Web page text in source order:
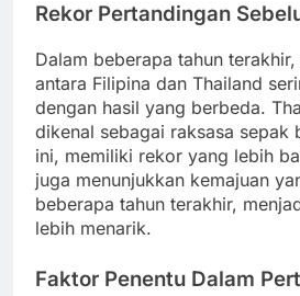
Rekor Pertandingan
Dalam beberapa tahun
antara Filipina dan Thailand
dengan hasil yang berbeda.
dikenal sebagai raksasa sepak
ini, memiliki rekor yang lebih
juga menunjukkan kemajuan
beberapa tahun terakhir,
lebih menarik.
Faktor Penentu Dalam